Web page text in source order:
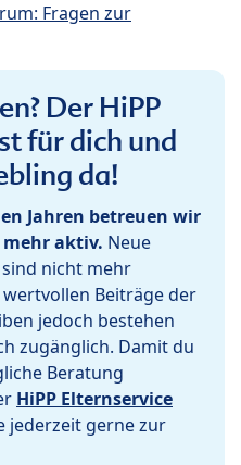
Fragen zur
Der HiPP
für dich und
da!
Jahren betreuen wir
mehr aktiv. Neue
nicht mehr
Beiträge der
jedoch bestehen
zugänglich. Damit du
Beratung
HiPP Elternservice
jederzeit gerne zur